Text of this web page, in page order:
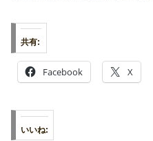
共有:
Facebook X
いいね: